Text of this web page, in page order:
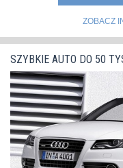
ZOBACZ
SZYBKIE AUTO DO 50